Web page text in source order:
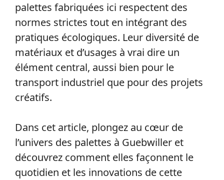
palettes fabriquées ici respectent des
normes strictes tout en intégrant des
pratiques écologiques. Leur diversité de
matériaux et d’usages à vrai dire un
élément central, aussi bien pour le
transport industriel que pour des projets
créatifs.
Dans cet article, plongez au cœur de
l’univers des palettes à Guebwiller et
découvrez comment elles façonnent le
quotidien et les innovations de cette